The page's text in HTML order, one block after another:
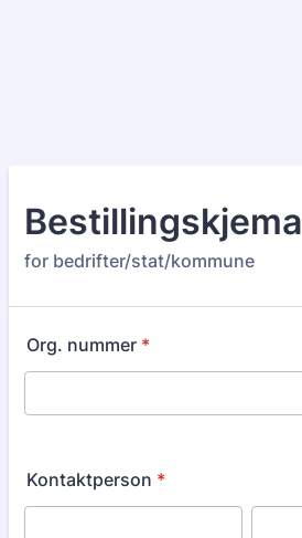
Bestillingskjema
for bedrifter/stat/kommune
Org. nummer *
Kontaktperson *